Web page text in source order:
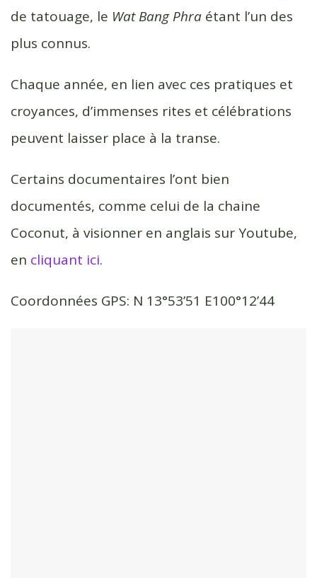
de tatouage, le Wat Bang Phra étant l’un des
plus connus.
Chaque année, en lien avec ces pratiques et
croyances, d’immenses rites et célébrations
peuvent laisser place à la transe.
Certains documentaires l’ont bien
documentés, comme celui de la chaine
Coconut, à visionner en anglais sur Youtube,
en cliquant ici.
Coordonnées GPS: N 13°53’51 E100°12’44